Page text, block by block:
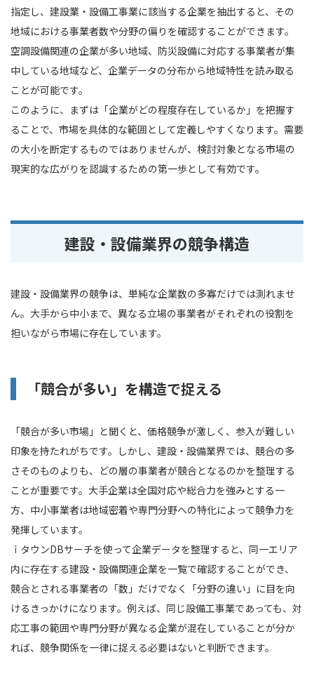
指定し、建設業・設備工事業に該当する企業を抽出すると、その
地域における事業者数や分野の偏りを確認することができます。
空調設備関連の企業が多い地域、防災設備に対応する事業者が集
中している地域など、企業データの分布から地域特性を読み取る
ことが可能です。
このように、まずは「企業がどの程度存在しているか」を把握す
ることで、市場を具体的な範囲として定義しやすくなります。需要
の大小を断定するものではありませんが、検討対象となる市場の
現実的な広がりを認識するための第一歩として有効です。
建設・設備業界の競争構造
建設・設備業界の競争は、単純な企業数の多寡だけでは測れませ
ん。大手から中小まで、異なる立場の事業者がそれぞれの役割を
担いながら市場に存在しています。
「競合が多い」を構造で捉える
「競合が多い市場」と聞くと、価格競争が激しく、参入が難しい
印象を持たれがちです。しかし、建設・設備業界では、競合の多
さそのものよりも、どの層の事業者が競合となるのかを整理する
ことが重要です。大手企業は全国対応や総合力を強みとする一
方、中小事業者は地域密着や専門分野への特化によって競争力を
発揮しています。
ｉタウンDBサーチを使って企業データを整理すると、同一エリア
内に存在する建設・設備関連企業を一覧で確認することができ、
競合とされる事業者の「数」だけでなく「分野の違い」に目を向
けるきっかけになります。例えば、同じ設備工事業であっても、対
応工事の範囲や専門分野が異なる企業が混在していることが分か
れば、競争関係を一律に捉える必要はないと判断できます。